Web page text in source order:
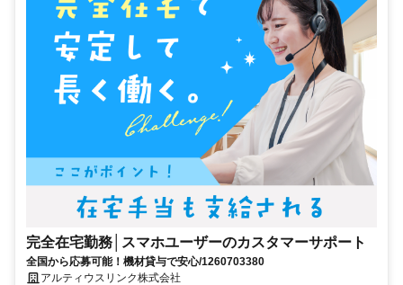
完全在宅勤務│スマホユーザーのカスタマーサポート
全国から応募可能！機材貸与で安心/1260703380
アルティウスリンク株式会社